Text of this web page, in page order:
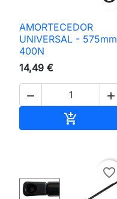
AMORTECEDOR
UNIVERSAL - 575mm
400N
14,49 €
 

favorite_border